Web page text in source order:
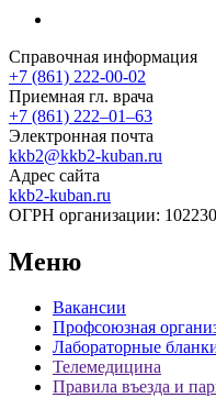
Справочная информация
+7 (861) 222-00-02
Приемная гл. врача
+7 (861) 222‒01‒63
Электронная почта
kkb2@kkb2-kuban.ru
Адрес сайта
kkb2-kuban.ru
ОГРН организации:
Меню
Вакансии
Профсоюзная
Лабораторные
Телемедицина
Правила въезда и